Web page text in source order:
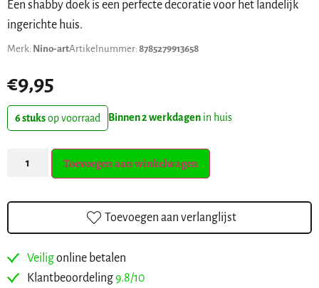
Een shabby doek is een perfecte decoratie voor het landelijk
ingerichte huis.
Merk: Nino-artArtikelnummer: 8785279913658
€9,95
6 stuksop voorraad Binnen 2 werkdagen in huis
Toevoegen aan winkelwagen
Toevoegen aan verlanglijst
Veiligonline betalen
Klantbeoordeling9.8/10